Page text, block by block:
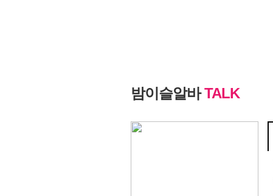
밤이슬알바TALK